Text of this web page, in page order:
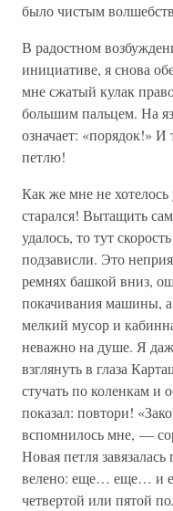
было чистым
В радостном
инициативе, я снова
мне сжатый кулак
большим пальцем. На
означает: «порядок!»
петлю!
Как же мне не
старался! Вытащить
удалось, то тут
подзависли. Это
ремнях башкой вниз,
покачивания машины,
мелкий мусор и
неважно на душе. Я
взглянуть в глаза
стучать по коленкам и
показал: повтори!
вспомнилось мне, —
Новая петля
велено: еще… еще… и
четвертой или пятой